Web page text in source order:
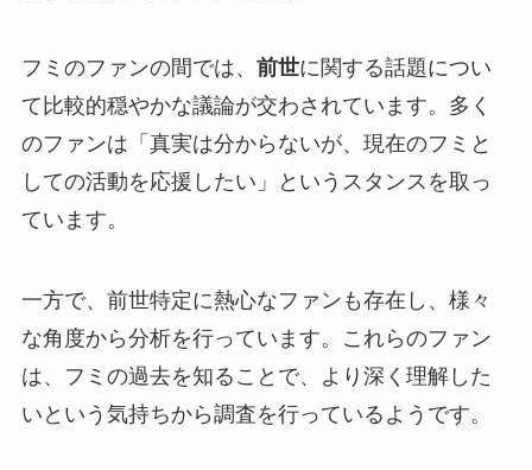
フミのファンの間では、 前世に関する話題につい
て比較的穏やかな議論が交わされています。多く
のファンは「真実は分からないが、現在のフミと
しての活動を応援したい」というスタンスを取っ
ています。
一方で、前世特定に熱心なファンも存在し、様々
な角度から分析を行っています。これらのファン
は、フミの過去を知ることで、より深く理解した
いという気持ちから調査を行っているようです。